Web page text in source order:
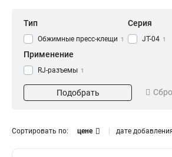
Тип
Обжимные пресс-клещи 1
Серия
JT-04 1
Применение
RJ-разъемы 1
Подобрать
Сортировать по: цене дате